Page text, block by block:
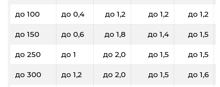
до 100 до 0,4 до 1,2 до 1,2 до 1,2
до 150 до 0,6 до 1,8 до 1,4 до 1,5
до 250 до 1 до 2,0 до 1,5 до 1,5
до 300 до 1,2 до 2,0 до 1,5 до 1,6